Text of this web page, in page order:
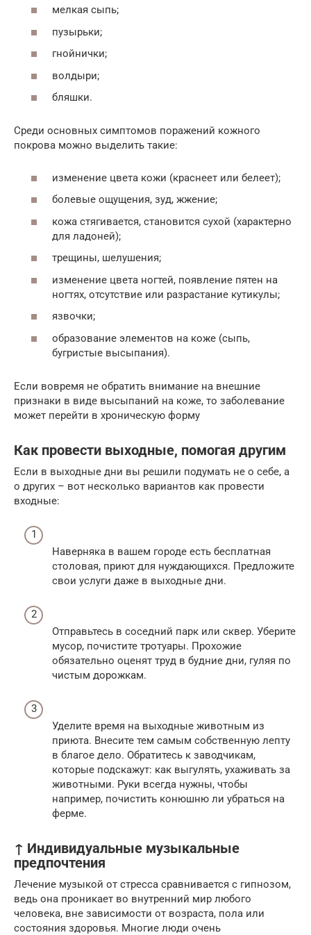
мелкая сыпь;
пузырьки;
гнойнички;
волдыри;
бляшки.
Среди основных симптомов поражений кожного
покрова можно выделить такие:
изменение цвета кожи (краснеет или белеет);
болевые ощущения, зуд, жжение;
кожа стягивается, становится сухой (характерно
для ладоней);
трещины, шелушения;
изменение цвета ногтей, появление пятен на
ногтях, отсутствие или разрастание кутикулы;
язвочки;
образование элементов на коже (сыпь,
бугристые высыпания).
Если вовремя не обратить внимание на внешние
признаки в виде высыпаний на коже, то заболевание
может перейти в хроническую форму
Как провести выходные, помогая другим
Если в выходные дни вы решили подумать не о себе, а
о других – вот несколько вариантов как провести
входные:
Наверняка в вашем городе есть бесплатная
столовая, приют для нуждающихся. Предложите
свои услуги даже в выходные дни.
Отправьтесь в соседний парк или сквер. Уберите
мусор, почистите тротуары. Прохожие
обязательно оценят труд в будние дни, гуляя по
чистым дорожкам.
Уделите время на выходные животным из
приюта. Внесите тем самым собственную лепту
в благое дело. Обратитесь к заводчикам,
которые подскажут: как выгулять, ухаживать за
животными. Руки всегда нужны, чтобы
например, почистить конюшню ли убраться на
ферме.
↑ Индивидуальные музыкальные
предпочтения
Лечение музыкой от стресса сравнивается с гипнозом,
ведь она проникает во внутренний мир любого
человека, вне зависимости от возраста, пола или
состояния здоровья. Многие люди очень